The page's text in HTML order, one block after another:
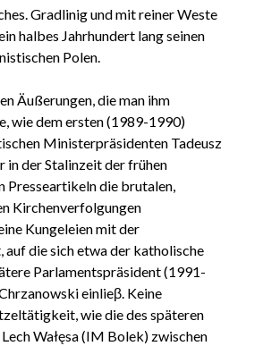
Gradlinig und mit reiner Weste
halbes Jahrhundert lang seinen
Polen.
Äußerungen, die man ihm
wie dem ersten (1989-1990)
Ministerpräsidenten Tadeusz
in der Stalinzeit der frühen
Presseartikeln die brutalen,
Kirchenverfolgungen
Kungeleien mit der
auf die sich etwa der katholische
Parlamentspräsident (1991-
einlieβ. Keine
wie die des späteren
Wałęsa (IM Bolek) zwischen